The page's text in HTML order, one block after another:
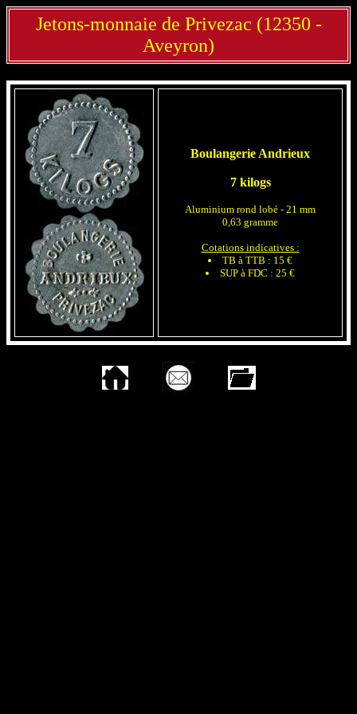
Jetons-monnaie de Privezac (12350 -
Aveyron)
Boulangerie Andrieux
7 kilogs
Aluminium rond lobé - 21 mm
0,63 gramme
Cotations indicatives :
TB à TTB : 15 €
SUP à FDC : 25 €